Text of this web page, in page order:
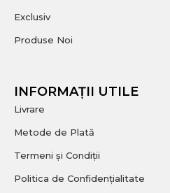
Exclusiv
Produse Noi
INFORMAȚII UTILE
Livrare
Metode de Plată
Termeni și Condiții
Politica de Confidențialitate